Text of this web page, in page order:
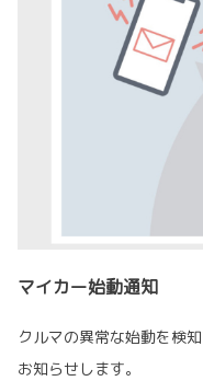
マイカー始動通知
クルマの異常な始動を検
お知らせします。